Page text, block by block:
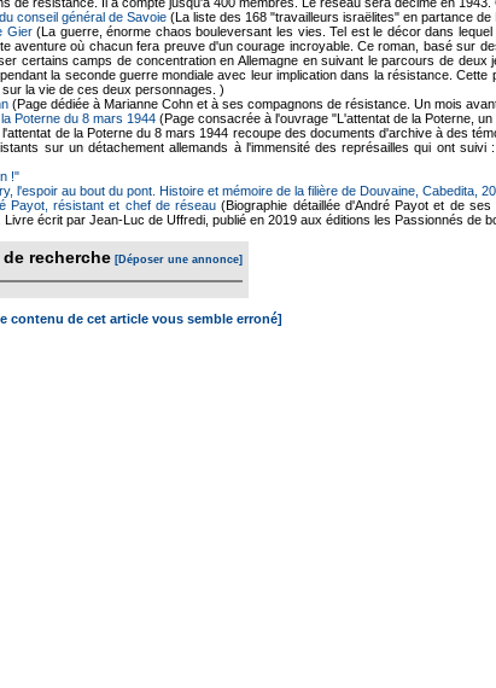
conseil général de Savoie (La liste des 168 "travailleurs israëlites" en partance de
Gier(La guerre, énorme chaos bouleversant les vies. Tel est le décor dans
aventure où chacun fera preuve d'un courage incroyable. Ce roman, basé sur
certains camps de concentration en Allemagne en suivant le parcours de
la seconde guerre mondiale avec leur implication dans la résistance.
la vie de ces deux personnages. )
(Page dédiée à Marianne Cohn et à ses compagnons de résistance. Un mois
Poterne du 8 mars 1944 (Page consacrée à l'ouvrage "L'attentat de la Poterne,
de la Poterne du 8 mars 1944 recoupe des documents d'archive à des
sur un détachement allemands à l'immensité des représailles qui ont
!"
l'espoir au bout du pont. Histoire et mémoire de la filière de Douvaine, Cabedita,
Payot, résistant et chef de réseau (Biographie détaillée d'André Payot et de
Livre écrit par Jean-Luc de Uffredi, publié en 2019 aux éditions les Passionnés de
recherche [Déposer une annonce]
contenu de cet article vous semble erroné]